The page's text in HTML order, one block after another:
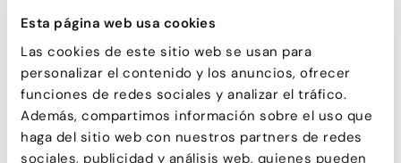
Esta página web usa cookies
Las cookies de este sitio web se usan para
personalizar el contenido y los anuncios, ofrecer
funciones de redes sociales y analizar el tráfico.
Además, compartimos información sobre el uso que
haga del sitio web con nuestros partners de redes
sociales, publicidad y análisis web, quienes pueden
BACHATA MODERNA TANGO